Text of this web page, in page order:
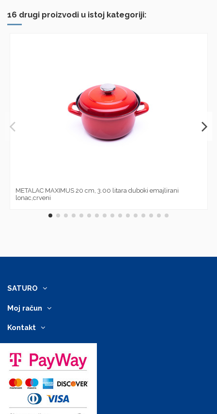
16 drugi proizvodi u istoj kategoriji:
METALAC MAXIMUS 20 cm, 3.00 litara duboki emajlirani
lonac,crveni
SATURO
Moj račun
Kontakt